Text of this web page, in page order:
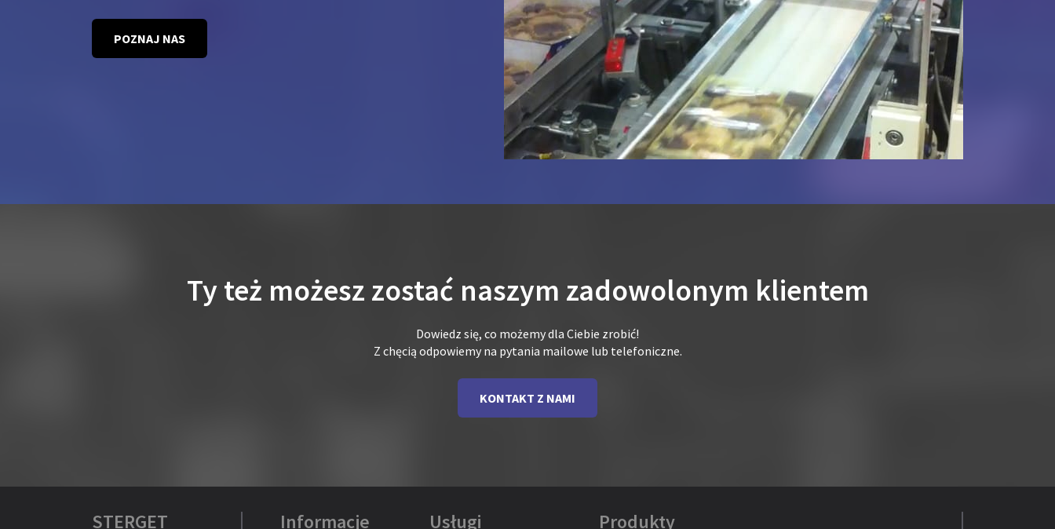
POZNAJ NAS
Ty też możesz zostać naszym zadowolonym klientem
Dowiedz się, co możemy dla Ciebie zrobić!
Z chęcią odpowiemy na pytania mailowe lub telefoniczne.
KONTAKT Z NAMI
STERGET Informacje Usługi Produkty